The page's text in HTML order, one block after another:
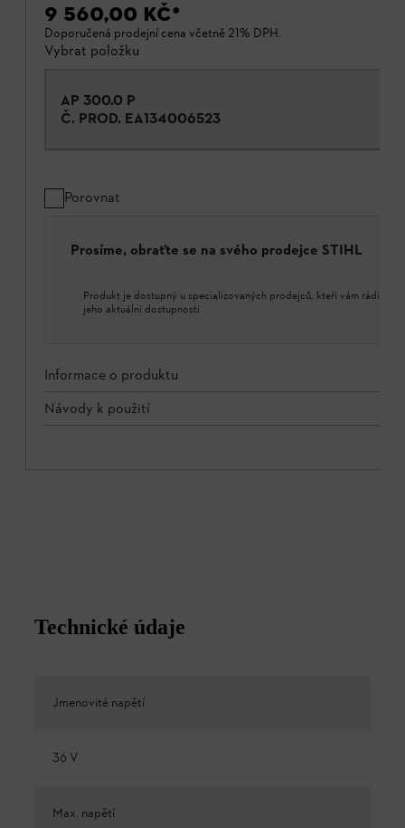
9 560,00 KČ*
Doporučená prodejní cena včetně 21% DPH.
Vybrat položku
AP 300.0 P
Č. PROD. EA134006523
Porovnat
Prosíme, obraťte se na svého prodejce STIHL
Produkt je dostupný u specializovaných prodejců, kteří vám rádi
jeho aktuální dostupností
Informace o produktu
Návody k použití
Technické údaje
Jmenovité napětí
36 V
Max. napětí